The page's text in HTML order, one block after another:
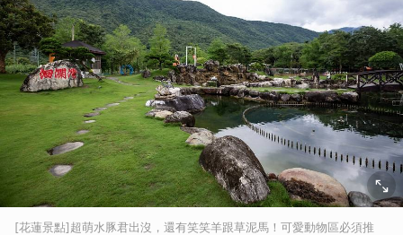
[花蓮景點]超萌水豚君出沒，還有笑笑羊跟草泥馬！可愛動物區必須推